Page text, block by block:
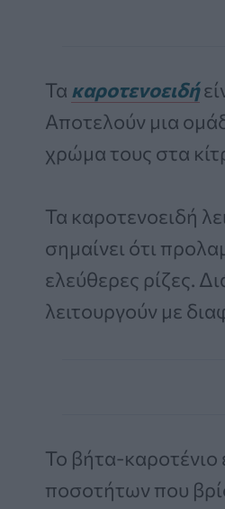
Τα καροτενοειδή
Αποτελούν μια
χρώμα τους στα
Τα καροτενοειδή
σημαίνει ότι
ελεύθερες ρίζες.
λειτουργούν με
Το βήτα-καροτένιο
ποσοτήτων που